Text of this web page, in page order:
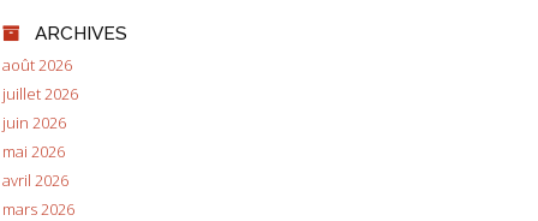
ARCHIVES
août 2026
juillet 2026
juin 2026
mai 2026
avril 2026
mars 2026